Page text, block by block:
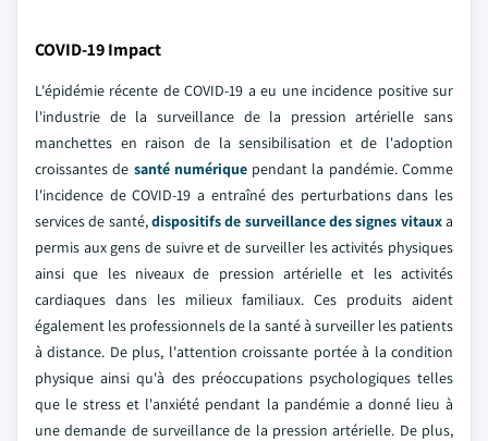
COVID-19 Impact
L'épidémie récente de COVID-19 a eu une incidence positive sur
l'industrie de la surveillance de la pression artérielle sans
manchettes en raison de la sensibilisation et de l'adoption
croissantes de santé numériquependant la pandémie. Comme
l'incidence de COVID-19 a entraîné des perturbations dans les
services de santé,dispositifs de surveillance des signes vitauxa
permis aux gens de suivre et de surveiller les activités physiques
ainsi que les niveaux de pression artérielle et les activités
cardiaques dans les milieux familiaux. Ces produits aident
également les professionnels de la santé à surveiller les patients
à distance. De plus, l'attention croissante portée à la condition
physique ainsi qu'à des préoccupations psychologiques telles
que le stress et l'anxiété pendant la pandémie a donné lieu à
une demande de surveillance de la pression artérielle. De plus,